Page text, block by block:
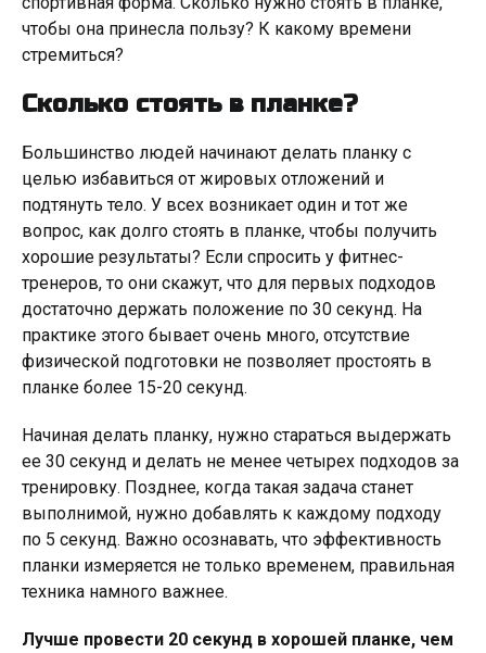
чтобы она принесла пользу? К какому времени
стремиться?
Сколько стоять в планке?
Большинство людей начинают делать планку с
целью избавиться от жировых отложений и
подтянуть тело. У всех возникает один и тот же
вопрос, как долго стоять в планке, чтобы получить
хорошие результаты? Если спросить у фитнес-
тренеров, то они скажут, что для первых подходов
достаточно держать положение по 30 секунд. На
практике этого бывает очень много, отсутствие
физической подготовки не позволяет простоять в
планке более 15-20 секунд.
Начиная делать планку, нужно стараться выдержать
ее 30 секунд и делать не менее четырех подходов за
тренировку. Позднее, когда такая задача станет
выполнимой, нужно добавлять к каждому подходу
по 5 секунд. Важно осознавать, что эффективность
планки измеряется не только временем, правильная
техника намного важнее.
Лучше провести 20 секунд в хорошей планке, чем